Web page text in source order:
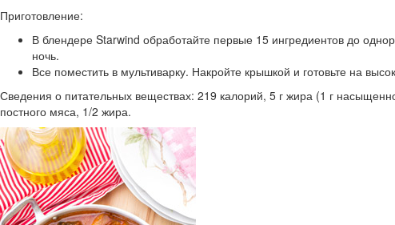
Приготовление:
В блендере Starwind обработайте первые 15 ингредиентов до
ночь.
Все поместить в мультиварку. Накройте крышкой и готовьте на
Сведения о питательных веществах: 219 калорий, 5 г жира (1 г
постного мяса, 1/2 жира.